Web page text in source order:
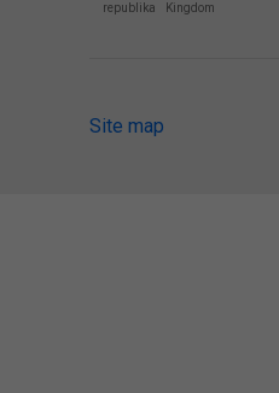
republika
Kingdom
Site map